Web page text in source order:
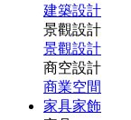
建築設計
景觀設計
景觀設計
商空設計
商業空間
家具家飾